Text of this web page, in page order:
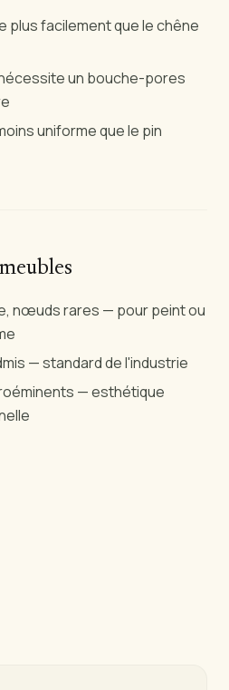
plus facilement que le chêne
un bouche-pores
uniforme que le pin
nœuds rares — pour peint ou
— standard de l'industrie
— esthétique